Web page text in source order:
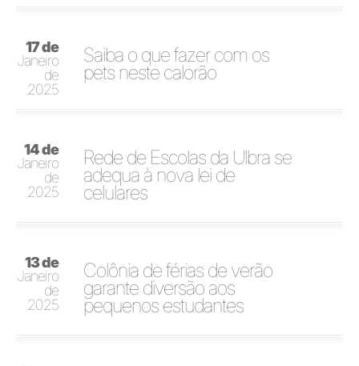
17 de
Janeiro
de
2025
Saiba o que fazer com os
pets neste calorão
14 de
Janeiro
de
2025
Rede de Escolas da Ulbra se
adequa à nova lei de
celulares
13 de
Janeiro
de
2025
Colônia de férias de verão
garante diversão aos
pequenos estudantes